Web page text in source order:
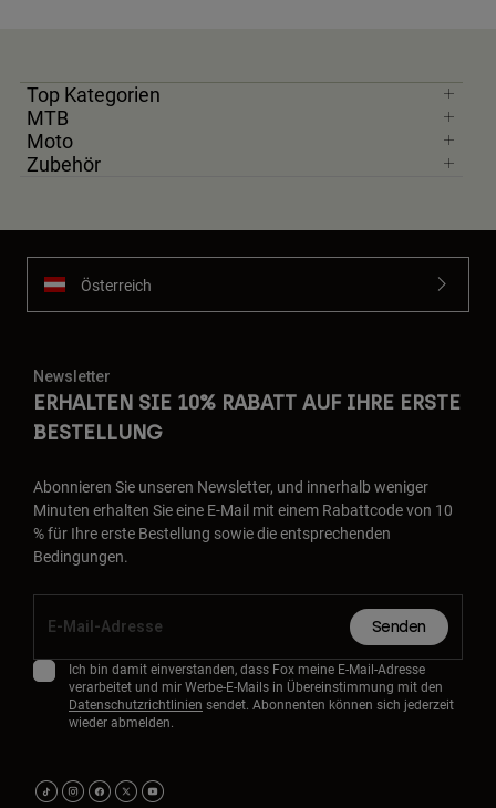
Top Kategorien
MTB
Moto
Zubehör
Österreich
Newsletter
ERHALTEN SIE 10% RABATT AUF IHRE ERSTE
BESTELLUNG
Abonnieren Sie unseren Newsletter, und innerhalb weniger
Minuten erhalten Sie eine E-Mail mit einem Rabattcode von 10
% für Ihre erste Bestellung sowie die entsprechenden
Bedingungen.
Senden
Ich bin damit einverstanden, dass Fox meine E-Mail-Adresse
verarbeitet und mir Werbe-E-Mails in Übereinstimmung mit den
Datenschutzrichtlinien sendet. Abonnenten können sich jederzeit
wieder abmelden.